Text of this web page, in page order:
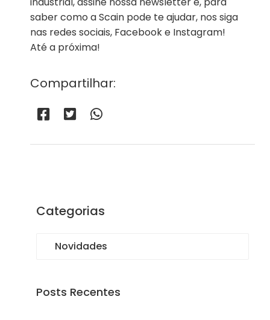
saber como a Scain pode te ajudar, nos siga
nas redes sociais, Facebook e Instagram!
Até a próxima!
Compartilhar:
Categorias
Novidades
Posts Recentes